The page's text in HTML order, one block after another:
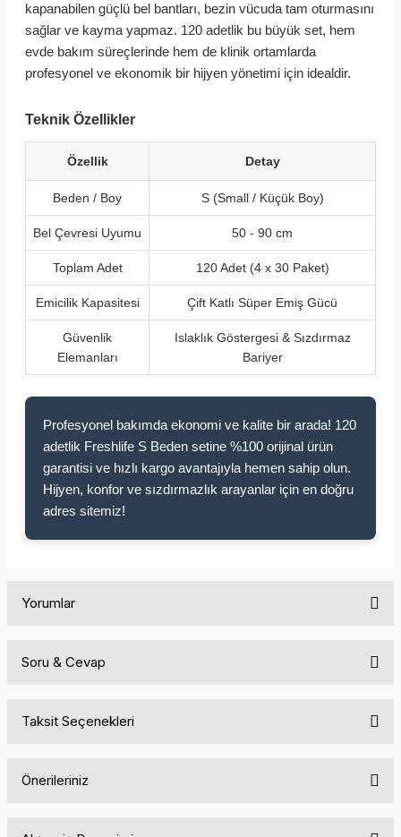
kapanabilen güçlü bel bantları, bezin vücuda tam oturmasını
sağlar ve kayma yapmaz. 120 adetlik bu büyük set, hem
evde bakım süreçlerinde hem de klinik ortamlarda
profesyonel ve ekonomik bir hijyen yönetimi için idealdir.
Teknik Özellikler
Özellik Detay
Beden / Boy S (Small / Küçük Boy)
Bel Çevresi Uyumu 50 - 90 cm
Toplam Adet 120 Adet (4 x 30 Paket)
Emicilik Kapasitesi Çift Katlı Süper Emiş Gücü
Güvenlik
Elemanları
Islaklık Göstergesi & Sızdırmaz
Bariyer
Profesyonel bakımda ekonomi ve kalite bir arada! 120
adetlik Freshlife S Beden setine %100 orijinal ürün
garantisi ve hızlı kargo avantajıyla hemen sahip olun.
Hijyen, konfor ve sızdırmazlık arayanlar için en doğru
adres sitemiz!
Yorumlar
Soru & Cevap
Taksit Seçenekleri
Önerileriniz